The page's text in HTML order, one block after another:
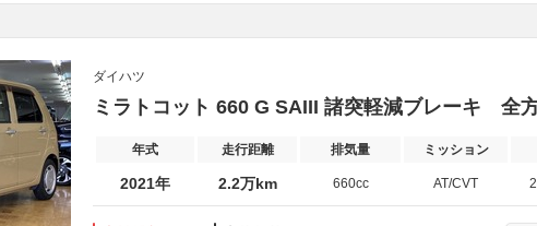
ダイハツ
ミラトコット 660 G SAIII 諸突軽減ブレーキ 全
年式 走行距離 排気量 ミッション
2021年 2.2万km 660cc AT/CVT